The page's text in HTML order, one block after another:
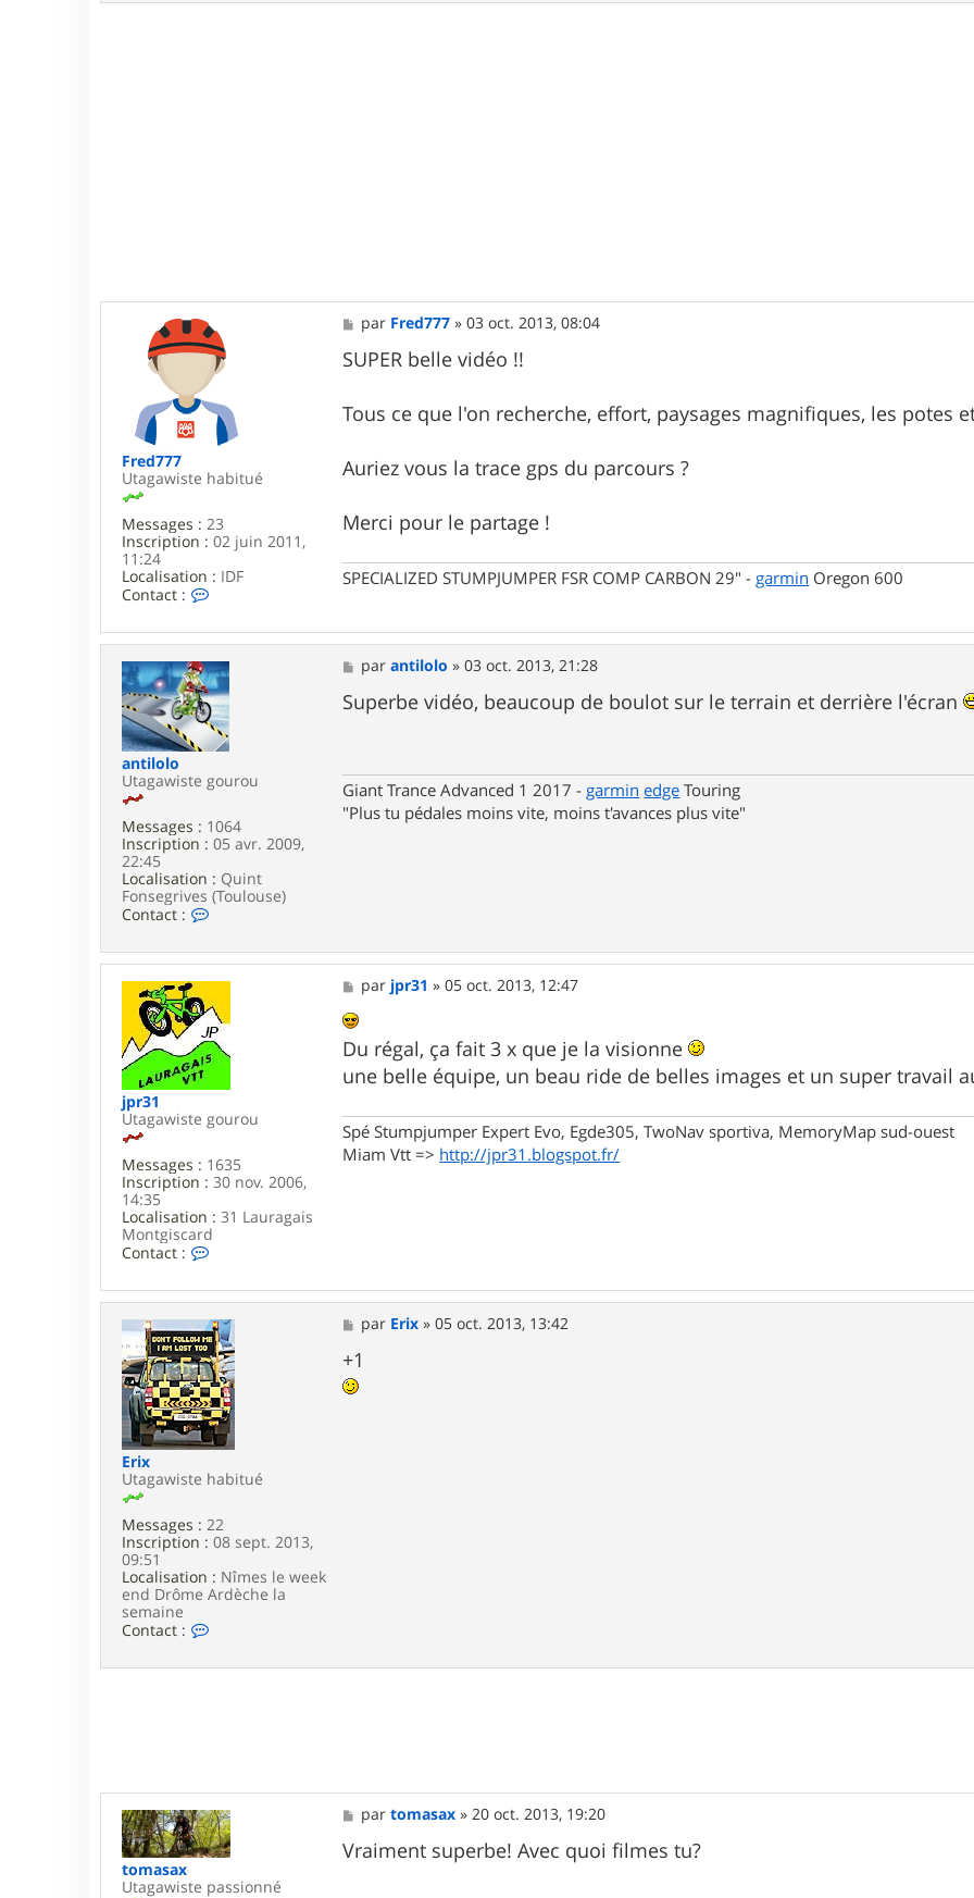
Fred777
Utagawiste habitué
Messages : 23
Inscription : 02 juin 2011,
11:24
Localisation : IDF
Contact :
t
a
c
t
e
r
F
e
7
7
7
M
e
s
s
g
e
par Fred777 »03 oct. 2013, 08:04
SUPER belle vidéo !!
Tous ce que l'on recherche, effort, paysages magnifiques, les potes
Auriez vous la trace gps du parcours ?
Merci pour le partage !
SPECIALIZED STUMPJUMPER FSR COMP CARBON 29" - garmin Oregon 600
antilolo
Utagawiste gourou
Messages : 1064
Inscription : 05 avr. 2009,
22:45
Localisation : Quint
Fonsegrives (Toulouse)
Contact :
t
a
c
t
e
r
a
n
i
o
l
o
M
e
s
s
parantilolo »03 oct. 2013, 21:28
Superbe vidéo, beaucoup de boulot sur le terrain et derrière l'écran
Giant Trance Advanced 1 2017 - garmin edge Touring
"Plus tu pédales moins vite, moins t'avances plus vite"
jpr31
Utagawiste gourou
Messages : 1635
Inscription : 30 nov. 2006,
14:35
Localisation : 31 Lauragais
Montgiscard
Contact :
t
a
c
t
e
r
j
p
r
1
M
e
s
a
g
e
par jpr31 »05 oct. 2013, 12:47
Du régal, ça fait 3 x que je la visionne
une belle équipe, un beau ride de belles images et un super travail
Spé Stumpjumper Expert Evo, Egde305, TwoNav sportiva, MemoryMap sud-ouest
Miam Vtt => http://jpr31.blogspot.fr/
Erix
Utagawiste habitué
Messages : 22
Inscription : 08 sept. 2013,
09:51
Localisation : Nîmes le week
end Drôme Ardèche la
semaine
Contact :
i
x
M
e
s
s
a
par Erix »05 oct. 2013, 13:42
+1
tomasax
Utagawiste passionné
M
e
s
s
partomasax » 20 oct. 2013, 19:20
Vraiment superbe! Avec quoi filmes tu?